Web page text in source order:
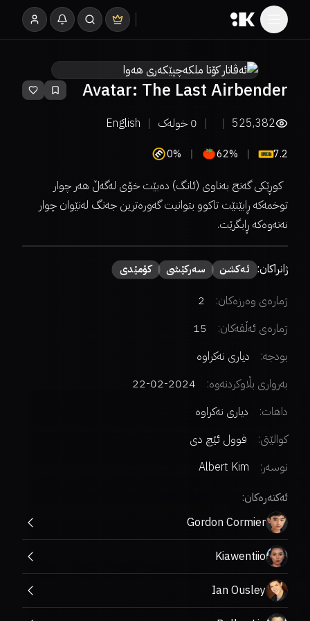
Avatar: The Last Airbender
525,382
0 خولەک English
7.2
62%
0%
کوڕێکی گەنج بەناوی (ئانگ) دەبێت خۆی لەگەڵ هەر چوار
توخمەکە ڕابێنێت تاکوو بتوانیت گەورەترین جەنگ لەنێوان چوار
نەتەوەکە ڕابگرێت.
ژانراکان: ئەكشن سەركێشی كۆمێدی
ژمارەی وەرزەکان:
2
ژمارەی ئەڵقەکان:
15
بودجە:
دیاری نەکراوە
بەرواری بڵاوکردنەوە:
2024-02-22
داهات:
دیاری نەکراوە
کوالێتی:
فوول ئێچ دی
نوسەر:
Albert Kim
ئەکتەرەکان:
Gordon Cormier
Kiawentiio
Ian Ousley